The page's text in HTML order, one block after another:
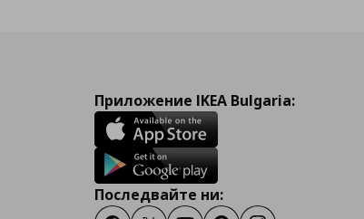
Приложение IKEA Bulgaria:
Последвайте ни: